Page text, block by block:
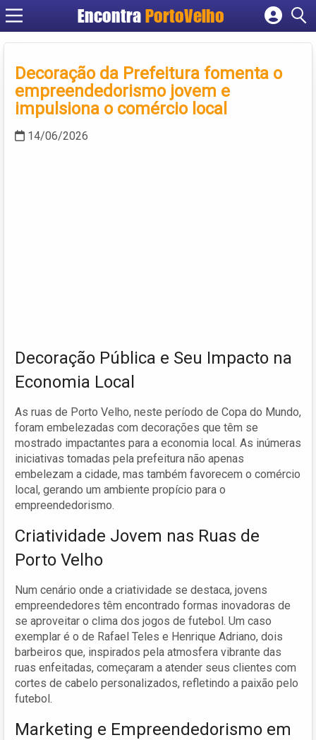
EncontraPortoVelho
Cadastrar empresa
Criar conta
Decoração da Prefeitura fomenta o
empreendedorismo jovem e
impulsiona o comércio local
14/06/2026
Decoração Pública e Seu Impacto na
Economia Local
As ruas de Porto Velho, neste período de Copa do Mundo,
foram embelezadas com decorações que têm se
mostrado impactantes para a economia local. As inúmeras
iniciativas tomadas pela prefeitura não apenas
embelezam a cidade, mas também favorecem o comércio
local, gerando um ambiente propício para o
empreendedorismo.
Criatividade Jovem nas Ruas de
Porto Velho
Num cenário onde a criatividade se destaca, jovens
empreendedores têm encontrado formas inovadoras de
se aproveitar o clima dos jogos de futebol. Um caso
exemplar é o de Rafael Teles e Henrique Adriano, dois
barbeiros que, inspirados pela atmosfera vibrante das
ruas enfeitadas, começaram a atender seus clientes com
cortes de cabelo personalizados, refletindo a paixão pelo
futebol.
Marketing e Empreendedorismo em